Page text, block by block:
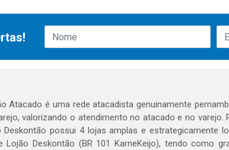
Atacado é uma rede atacadista genuinamente
valorizando o atendimento no atacado e no
Deskontão possui 4 lojas amplas e estrategicamente
Lojão Deskontão (BR 101 KarneKeijo), tendo como